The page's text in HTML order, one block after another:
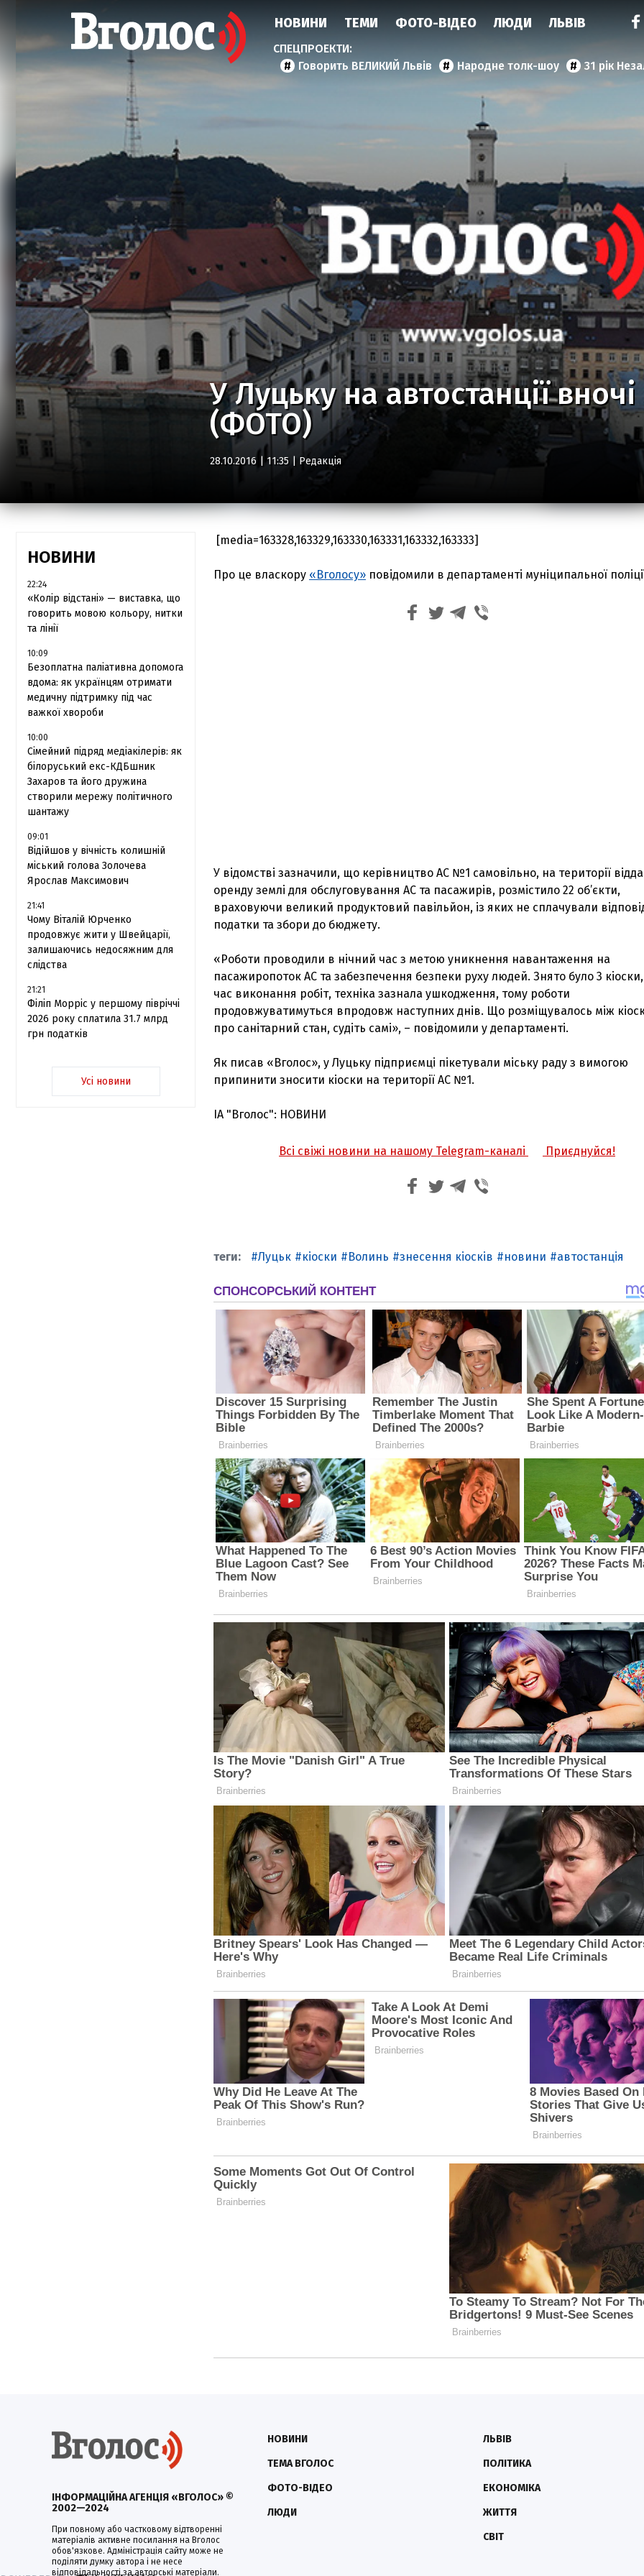
НОВИНИ ТЕМИ ФОТО-ВІДЕО ЛЮДИ ЛЬВІВ
Говорить ВЕЛИКИЙ Львів Народне толк-шоу 31 рік
​У Луцьку на автостанції
(ФОТО)
28.10.2016 | 11:35 | Редакція
НОВИНИ
22:24
«Колір відстані» — виставка, що
говорить мовою кольору, нитки
та лінії
10:09
Безоплатна паліативна допомога
вдома: як українцям отримати
медичну підтримку під час
важкої хвороби
10:00
Сімейний підряд медіакілерів: як
білоруський екс-КДБшник
Захаров та його дружина
створили мережу політичного
шантажу
09:01
Відійшов у вічність колишній
міський голова Золочева
Ярослав Максимович
21:41
Чому Віталій Юрченко
продовжує жити у Швейцарії,
залишаючись недосяжним для
слідства
21:21
Філіп Морріс у першому півріччі
2026 року сплатила 31.7 млрд
грн податків
Усі новини
[media=163328,163329,163330,163331,163332,163333]
Про це власкору «Вголосу» повідомили в департаменті муніципальної
У відомстві зазначили, що керівництво АС №1 самовільно, на території
оренду землі для обслуговування АС та пасажирів, розмістило 22 об’єкти,
враховуючи великий продуктовий павільйон, із яких не сплачували
податки та збори до бюджету.
«Роботи проводили в нічний час з метою уникнення навантаження на
пасажиропоток АС та забезпечення безпеки руху людей. Знято було 3 кіоски,
час виконання робіт, техніка зазнала ушкодження, тому роботи
продовжуватимуться впродовж наступних днів. Що розміщувалось між
про санітарний стан, судіть самі», – повідомили у департаменті.
Як писав «Вголос», у Луцьку підприємці пікетували міську раду з вимогою
припинити зносити кіоски на території АС №1.
ІА "Вголос": НОВИНИ
Всі свіжі новини на нашому Telegram-каналі Приєднуйся!
Луцьк кіоски Волинь знесення кіосків новини автостанція
З'явилося відео знищеного ворожого
ІНФОРМАЦІЙНА АГЕНЦІЯ «ВГОЛОС» ©
2002—2024
При повному або частковому відтворенні
матеріалів активне посилання на Вголос
обов'язкове. Адміністрація сайту може не
поділяти думку автора і не несе
відповідальності за авторські матеріали.
НОВИНИ
ТЕМА ВГОЛОС
ФОТО-ВІДЕО
ЛЮДИ
ЛЬВІВ
ПОЛІТИКА
ЕКОНОМІКА
ЖИТТЯ
СВІТ